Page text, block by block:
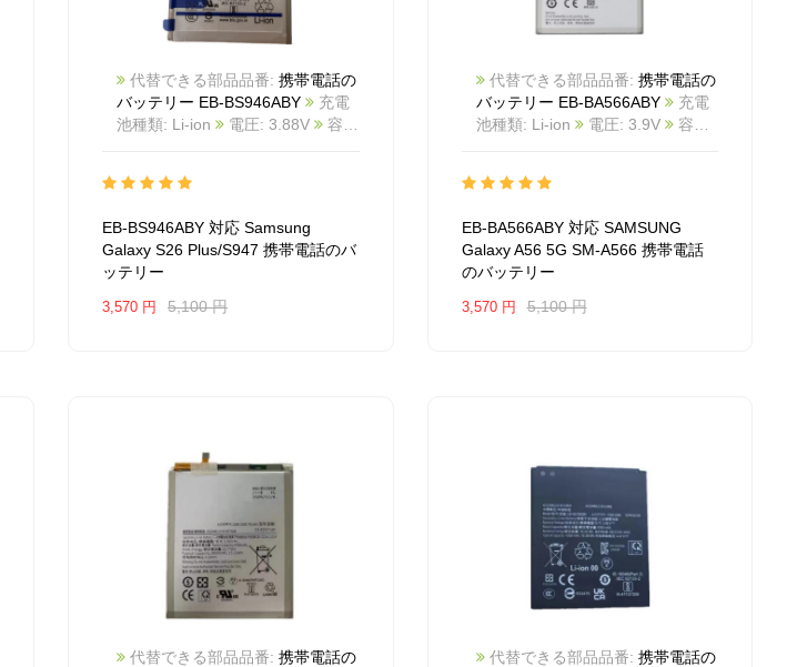
代替できる部品品番: 携帯電話の
バッテリー EB-BS946ABY
充電
池種類: Li-ion
電圧: 3.88V
Samsung Galaxy S26 Plus/S947
ッ モデル: For Samsung Galaxy
S26 Plus/S947
EB-BS946ABY 対応 Samsung
Galaxy S26 Plus/S947 携帯電話のバ
ッテリー
3,570 円 5,100 円
代替できる部品品番: 携帯電話の
バッテリー EB-BA566ABY
充電
池種類: Li-ion
電圧: 3.9V
容量:
互換 SAMSUNG Galaxy A56 5G
BA566ABY
対応ラッ モデル: For
SAMSUNG Galaxy A56 5G SM-
A566
EB-BA566ABY 対応 SAMSUNG
Galaxy A56 5G SM-A566 携帯電話
のバッテリー
3,570 円 5,100 円
代替できる部品品番: 携帯電話の
代替できる部品品番: 携帯電話の